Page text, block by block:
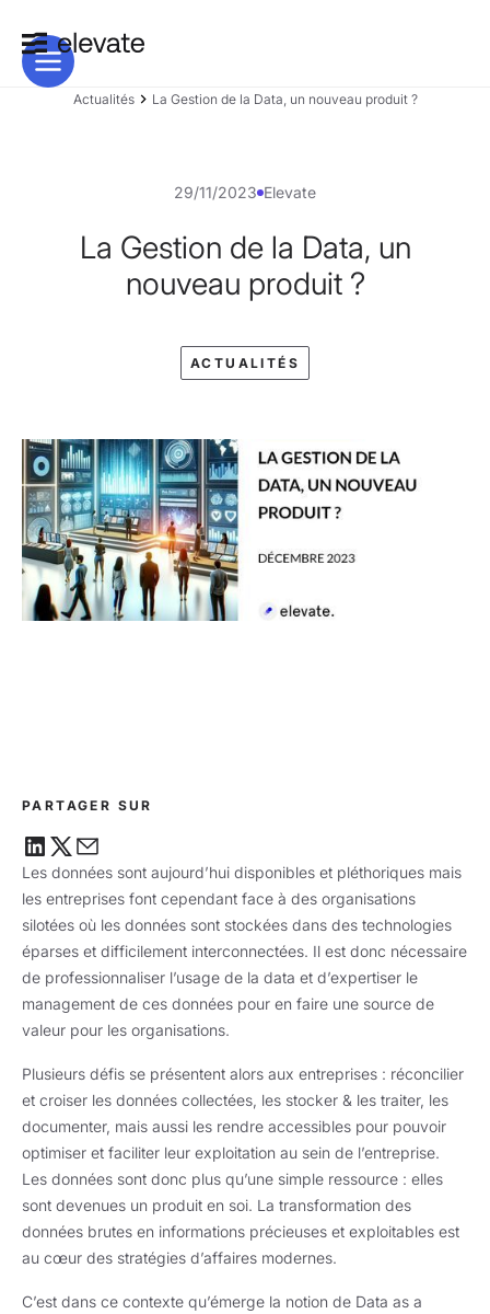
Actualités La Gestion de la Data, un nouveau produit ?
29/11/2023 Elevate
La Gestion de la Data, un
nouveau produit ?
ACTUALITÉS
PARTAGER SUR
Les données sont aujourd’hui disponibles et pléthoriques mais
les entreprises font cependant face à des organisations
silotées où les données sont stockées dans des technologies
éparses et difficilement interconnectées. Il est donc nécessaire
de professionnaliser l’usage de la data et d’expertiser le
management de ces données pour en faire une source de
valeur pour les organisations.
Plusieurs défis se présentent alors aux entreprises : réconcilier
et croiser les données collectées, les stocker & les traiter, les
documenter, mais aussi les rendre accessibles pour pouvoir
optimiser et faciliter leur exploitation au sein de l’entreprise.
Les données sont donc plus qu’une simple ressource : elles
sont devenues un produit en soi. La transformation des
données brutes en informations précieuses et exploitables est
au cœur des stratégies d’affaires modernes.
C’est dans ce contexte qu’émerge la notion de Data as a